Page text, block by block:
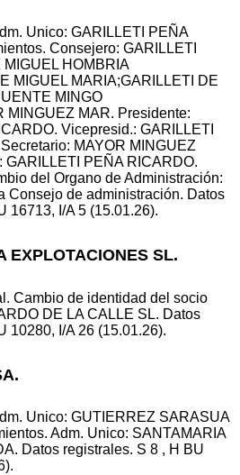
Unico: GARILLETI PEÑA
Consejero: GARILLETI
HOMBRIA
MIGUEL MARIA;GARILLETI DE
MINGO
MINGUEZ MAR. Presidente:
Vicepresid.: GARILLETI
MAYOR MINGUEZ
GARILLETI PEÑA RICARDO.
del Organo de Administración:
Consejo de administración. Datos
16713, I/A 5 (15.01.26).
EXPLOTACIONES SL.
Cambio de identidad del socio
DE LA CALLE SL. Datos
10280, I/A 26 (15.01.26).
Unico: GUTIERREZ SARASUA
Adm. Unico: SANTAMARIA
Datos registrales. S 8 , H BU